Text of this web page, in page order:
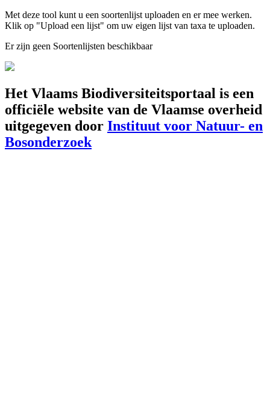
Met deze tool kunt u een soortenlijst uploaden en er mee werken.
Klik op "Upload een lijst" om uw eigen lijst van taxa te uploaden.
Er zijn geen Soortenlijsten beschikbaar
Het Vlaams Biodiversiteitsportaal is een
officiële website van de Vlaamse overheid
uitgegeven door Instituut voor Natuur- en
Bosonderzoek